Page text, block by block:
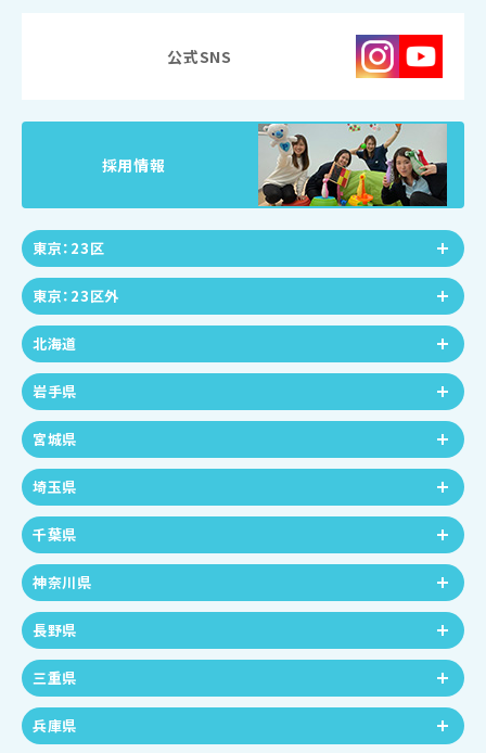
公式SNS
採用情報
東京：23区
東京：23区外
北海道
岩手県
宮城県
埼玉県
千葉県
神奈川県
長野県
三重県
兵庫県